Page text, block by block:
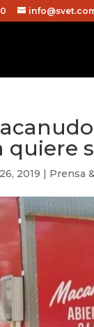
quiere
2019 | Prensa